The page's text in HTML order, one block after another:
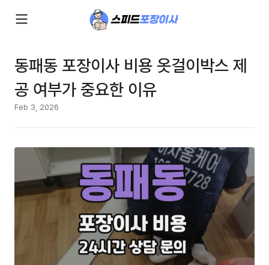
동패동 포장이사 비용 옷걸이박스 제
공 여부가 중요한 이유
Feb 3, 2026